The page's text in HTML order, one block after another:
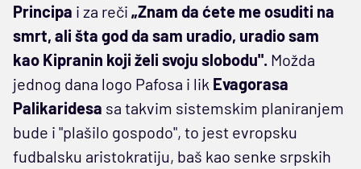
Principa i za reči „Znam da ćete me osuditi na
smrt, ali šta god da sam uradio, uradio sam
kao Kipranin koji želi svoju slobodu". Možda
jednog dana logo Pafosa i lik Evagorasa
Palikaridesa sa takvim sistemskim planiranjem
bude i "plašilo gospodo", to jest evropsku
fudbalsku aristokratiju, baš kao senke srpskih